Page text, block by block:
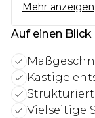
Mehr anzeigen
Auf einen Blick
Kastige
Vielseitige